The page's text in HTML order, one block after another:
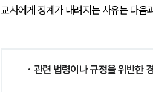
교사에게 징계가 내려지는 사유는 다음
· 관련 법령이나 규정을 위반한